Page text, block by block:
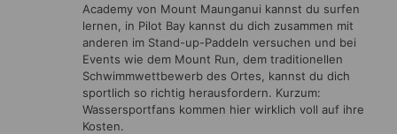
Academy von Mount Maunganui kannst du surfen
lernen, in Pilot Bay kannst du dich zusammen mit
anderen im Stand-up-Paddeln versuchen und bei
Events wie dem Mount Run, dem traditionellen
Schwimmwettbewerb des Ortes, kannst du dich
sportlich so richtig herausfordern. Kurzum:
Wassersportfans kommen hier wirklich voll auf ihre
Kosten.